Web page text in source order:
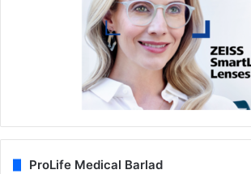
ProLife Medical Barlad